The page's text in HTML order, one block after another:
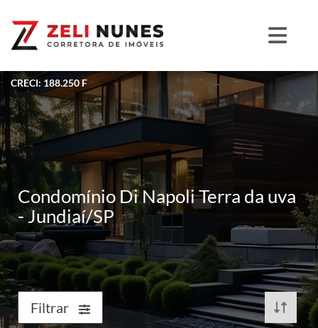
CRECI: 188.250 F
Condomínio Di Napoli Terra da uva
- Jundiaí/SP
Filtrar